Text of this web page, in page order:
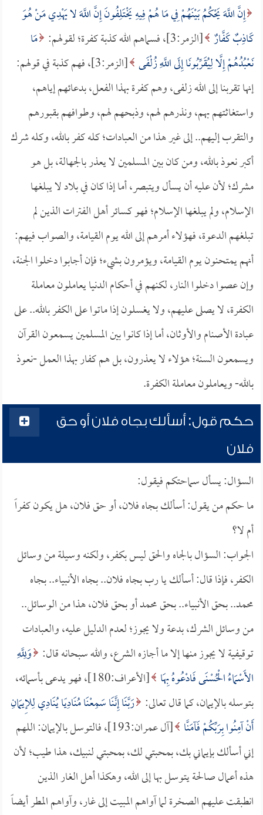
إِنَّ اللَّهَ يَحْكُمُ بَيْنَهُمْ فِي مَا هُمْ فِيهِ يَخْتَلِفُونَ إِنَّ اللَّهَ لا يَهْدِي مَنْ هُوَ
كَاذِبٌ كَفَّارٌ [الزمر:3]، فسماهم الله كذبة كفرة؛ لقولهم:
مَا
نَعْبُدُهُمْ إِلَّا لِيُقَرِّبُونَا إِلَى اللَّهِ زُلْفَى
[الزمر:3]، فهم كذبة في قولهم:
إنها تقربنا إلى الله زلفى، وهم كفرة بهذا الفعل، بدعائهم إياهم،
واستغاثتهم بهم، ونذرهم لهم، وذبحهم لهم، وطوافهم بقبورهم
والتقرب إليهم.. إلى غير هذا من العبادات؛ كله كفر بالله، وكله شرك
أكبر نعوذ بالله، ومن كان بين المسلمين لا يعذر بالجهالة، بل هو
مشرك؛ لأن عليه أن يسأل ويتبصر، أما إذا كان في بلاد لا يبلغها
الإسلام، ولم يبلغها الإسلام؛ فهو كسائر أهل الفترات الذين لم
تبلغهم الدعوة، فهؤلاء أمرهم إلى الله يوم القيامة، والصواب فيهم:
أنهم يمتحنون يوم القيامة، ويؤمرون بشيء؛ فإن أجابوا دخلوا الجنة،
وإن عصوا دخلوا النار، لكنهم في أحكام الدنيا يعاملون معاملة
الكفرة، لا يصلى عليهم، ولا يغسلون إذا ماتوا على الكفر بالله.. على
عبادة الأصنام والأوثان، أما إذا كانوا بين المسلمين يسمعون القرآن
ويسمعون السنة؛ هؤلاء لا يعذرون، بل هم كفار بهذا العمل -نعوذ
بالله- ويعاملون معاملة الكفرة.
حكم قول: أسألك بجاه فلان أو حق
فلان
السؤال: يسأل سماحتكم فيقول:
ما حكم من يقول: أسألك بجاه فلان، أو حق فلان، هل يكون كفراً
أم لا؟
الجواب: السؤال بالجاه والحق ليس بكفر، ولكنه وسيلة من وسائل
الكفر، فإذا قال: أسألك يا رب بجاه فلان.. بجاه الأنبياء.. بجاه
محمد.. بحق الأنبياء.. بحق محمد أو بحق فلان، هذا من الوسائل..
من وسائل الشرك، بدعة ولا يجوز؛ لعدم الدليل عليه، والعبادات
توقيفية لا يجوز منها إلا ما أجازه الشرع، والله سبحانه قال: وَلِلَّهِ
الأَسْمَاءُ الْحُسْنَى فَادْعُوهُ بِهَا
[الأعراف:180]، فهو يدعى بأسمائه،
بتوسله بالإيمان، كما قال تعالى: رَبَّنَا إِنَّنَا سَمِعْنَا مُنَادِيًا يُنَادِي لِلإِيمَانِ
أَنْ آمِنُوا بِرَبِّكُمْ فَآمَنَّا
[آل عمران:193]، فالتوسل بالإيمان: اللهم
إني أسألك بإيماني بك، بمحبتي لك، بمحبتي لنبيك، هذا طيب؛ لأن
هذه أعمال صالحة يتوسل بها إلى الله، وهكذا أهل الغار الذين
انطبقت عليهم الصخرة لما آواهم المبيت إلى غار، وآواهم المطر أيضاً